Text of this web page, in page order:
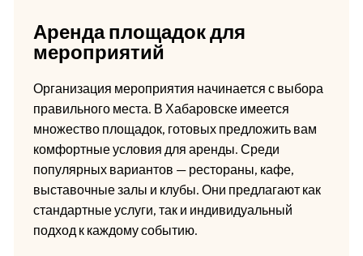
Аренда площадок для
мероприятий
Организация мероприятия начинается с выбора
правильного места. В Хабаровске имеется
множество площадок, готовых предложить вам
комфортные условия для аренды. Среди
популярных вариантов — рестораны, кафе,
выставочные залы и клубы. Они предлагают как
стандартные услуги, так и индивидуальный
подход к каждому событию.